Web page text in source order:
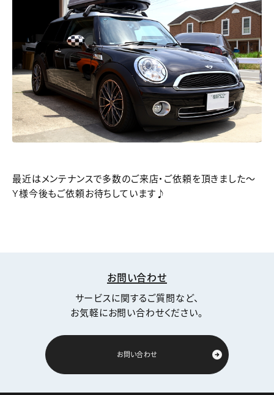
最近はメンテナンスで多数のご来店・ご依頼を頂きました～
Y様今後もご依頼お待ちしています♪
お問い合わせ
サービスに関するご質問など、
お気軽にお問い合わせください。
お問い合わせ